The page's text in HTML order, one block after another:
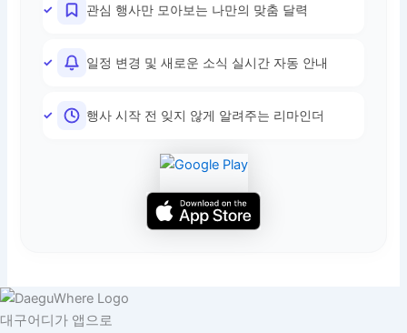
관심 행사만 모아보는 나만의 맞춤 달력
일정 변경 및 새로운 소식 실시간 자동 안내
행사 시작 전 잊지 않게 알려주는 리마인더
대구어디가 앱으로